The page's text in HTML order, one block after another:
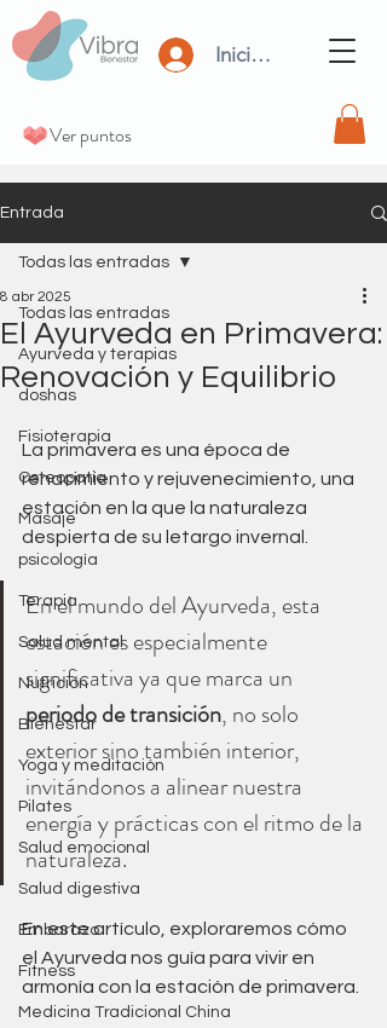
Iniciar Sesión
Ver puntos
Entrada
Todas las entradas
Ayurveda y terapias
doshas
Fisioterapia
Osteopatia
Masaje
psicología
Terapia
Salud mental
Nutrición
Bienestar
Yoga y meditación
Pilates
Salud emocional
Salud digestiva
Embarazo
Fitness
Medicina Tradicional China
Todas las entradas
El Ayurveda en Primavera:
Renovación y Equilibrio
8 abr 2025
La primavera es una época de
renacimiento y rejuvenecimiento, una
estación en la que la naturaleza
despierta de su letargo invernal.
En el mundo del Ayurveda, esta
estación es especialmente
significativa ya que marca un
periodo de transición, no solo
exterior sino también interior,
invitándonos a alinear nuestra
energía y prácticas con el ritmo de la
naturaleza.
En este artículo, exploraremos cómo
el Ayurveda nos guía para vivir en
armonía con la estación de primavera.